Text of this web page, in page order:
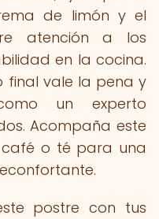
de limón y el
atención a los
en la cocina.
final vale la pena y
un experto
Acompaña este
o té para una
postre con tus